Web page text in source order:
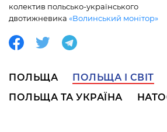
колектив польсько-українського
двотижневика «Волинський монітор»
ПОЛЬЩА ПОЛЬЩА І СВІТ
ПОЛЬЩА ТА УКРАЇНА